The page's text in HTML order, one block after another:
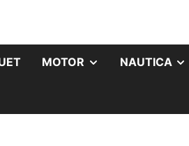
MOTOR NAUTICA